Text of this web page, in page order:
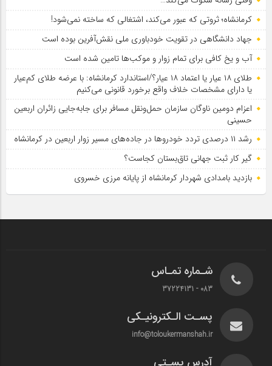
کرمانشاه؛ ثروتی که عبور می‌کند، اشتغالی که ساخته نمی‌شود!
جهاد دانشگاهی در تقویت خودباوری ملی نقش‌آفرین بوده است
آب و یخ کافی برای تمام زوار و موکب‌ها تامین شده است
طلای ۱۸ عیار یا اعتماد ۱۸ عیار؟/استاندارد کرمانشاه: با عرضه طلای کم‌عیار
یا دارای مشخصات خلاف واقع برخورد قانونی می‌کنیم
اعزام دومین ناوگان سازمان حمل‌ونقل مسافر برای جابه‌جایی زائران اربعین
حسینی
رشد ۱۱ درصدی تردد خودروها در جاده‌های مسیر زوار اربعین در کرمانشاه
گیر کار ثبت جهانی تاق‌بستان کجاست؟
بازدید بامدادی شهردار کرمانشاه از پایانه مرزی خسروی
شـماره تمـاس
083 - 37224131
پسـت الـکترونیـکی
info@toloukermanshah.ir